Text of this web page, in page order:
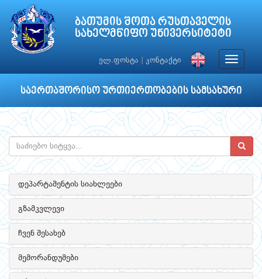
ბათუმის შოთა რუსთაველის
სახელმწიფო უნივერსიტეტი
ელ.ფოსტა კონტაქტი
Toggle
საერთაშორისო ურთიერთობების სამსახური
დეპარტამენტის სიახლეები
გზამკვლევი
ჩვენ შესახებ
მემორანდუმები